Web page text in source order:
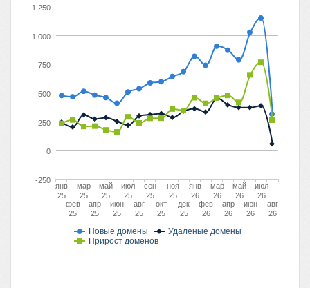
Новые домены
Удаленые домены
Прирост доменов
янв
25
фев
25
мар
25
апр
25
май
25
июн
25
июл
25
авг
25
сен
25
окт
25
ноя
25
дек
25
янв
26
фев
26
мар
26
апр
26
май
26
июн
26
июл
26
авг
26
-250
0
250
500
750
1,000
1,250